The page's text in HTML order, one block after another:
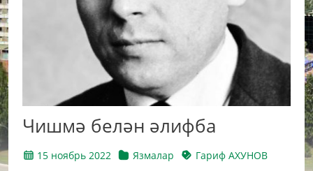
Чишмә белән әлифба
15 ноябрь 2022 Язмалар Гариф АХУНОВ